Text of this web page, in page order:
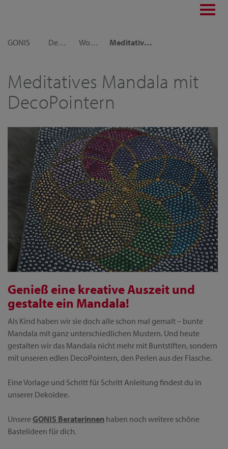
GONIS
Dekoideen Wohnraumdeko Meditatives Mandala mit DecoPointern
Meditatives Mandala mit
DecoPointern
Genieß eine kreative Auszeit und
gestalte ein Mandala!
Als Kind haben wir sie doch alle schon mal gemalt – bunte
Mandala mit ganz unterschiedlichen Mustern. Und heute
gestalten wir das Mandala nicht mehr mit Buntstiften, sondern
mit unseren edlen DecoPointern, den Perlen aus der Flasche.
Eine Vorlage und Schritt für Schritt Anleitung findest du in
unserer Dekoidee.
UnsereGONIS Beraterinnen haben noch weitere schöne
Bastelideen für dich.